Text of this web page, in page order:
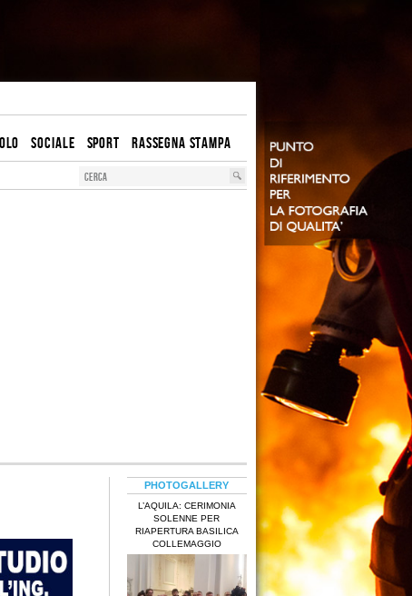
SOCIALE SPORT RASSEGNA STAMPA
PHOTOGALLERY
L’AQUILA: CERIMONIA
SOLENNE PER
RIAPERTURA BASILICA
COLLEMAGGIO